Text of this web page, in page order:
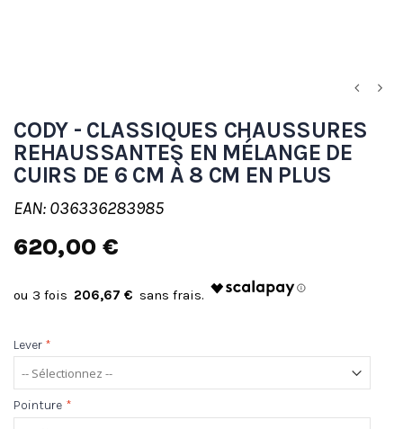
CODY - CLASSIQUES CHAUSSURES
REHAUSSANTES EN MÉLANGE DE
CUIRS DE 6 CM À 8 CM EN PLUS
EAN: 036336283985
620,00 €
206,67 €
Lever *
Pointure *